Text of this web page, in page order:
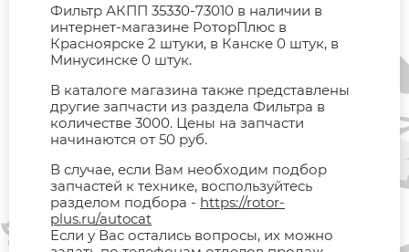
Фильтр АКПП 35330-73010 в наличии в
интернет-магазине РоторПлюс в
Красноярске 2 штуки, в Канске 0 штук, в
Минусинске 0 штук.
В каталоге магазина также представлены
другие запчасти из раздела Фильтра в
количестве 3000. Цены на запчасти
начинаются от 50 руб.
В случае, если Вам необходим подбор
запчастей к технике, воспользуйтесь
разделом подбора - https://rotor-
plus.ru/autocat
Если у Вас остались вопросы, их можно